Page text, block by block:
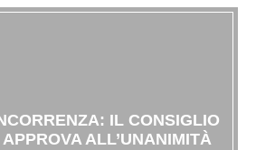
IL CONSIGLIO
ALL’UNANIMITÀ